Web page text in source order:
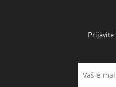
Prijavite